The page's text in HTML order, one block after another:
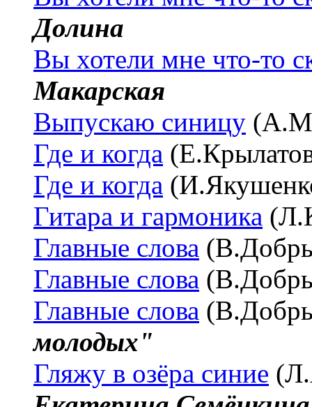
Долина
Вы хотели мне что-то
Макарская
Выпускаю синицу
Где и когда
Где и когда
Гитара и гармоника
Главные слова
Главные слова
Главные слова
молодых"
Гляжу в озёра синие